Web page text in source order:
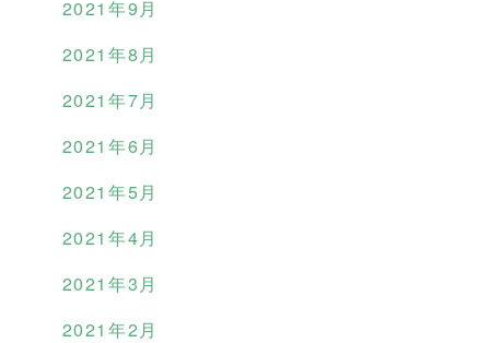
2021年9月
2021年8月
2021年7月
2021年6月
2021年5月
2021年4月
2021年3月
2021年2月